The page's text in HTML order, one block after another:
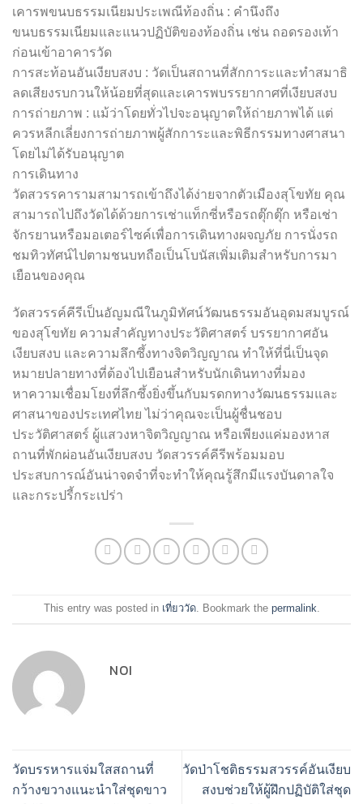
เคารพขนบธรรมเนียมประเพณีท้องถิ่น : คำนึงถึง
ขนบธรรมเนียมและแนวปฏิบัติของท้องถิ่น เช่น ถอดรองเท้า
ก่อนเข้าอาคารวัด
การสะท้อนอันเงียบสงบ : วัดเป็นสถานที่สักการะและทำสมาธิ
ลดเสียงรบกวนให้น้อยที่สุดและเคารพบรรยากาศที่เงียบสงบ
การถ่ายภาพ : แม้ว่าโดยทั่วไปจะอนุญาตให้ถ่ายภาพได้ แต่
ควรหลีกเลี่ยงการถ่ายภาพผู้สักการะและพิธีกรรมทางศาสนา
โดยไม่ได้รับอนุญาต
การเดินทาง
วัดสวรรคารามสามารถเข้าถึงได้ง่ายจากตัวเมืองสุโขทัย คุณ
สามารถไปถึงวัดได้ด้วยการเช่าแท็กซี่หรือรถตุ๊กตุ๊ก หรือเช่า
จักรยานหรือมอเตอร์ไซค์เพื่อการเดินทางผจญภัย การนั่งรถ
ชมทิวทัศน์ไปตามชนบทถือเป็นโบนัสเพิ่มเติมสำหรับการมา
เยือนของคุณ
วัดสวรรค์คีรีเป็นอัญมณีในภูมิทัศน์วัฒนธรรมอันอุดมสมบูรณ์
ของสุโขทัย ความสำคัญทางประวัติศาสตร์ บรรยากาศอัน
เงียบสงบ และความลึกซึ้งทางจิตวิญญาณ ทำให้ที่นี่เป็นจุด
หมายปลายทางที่ต้องไปเยือนสำหรับนักเดินทางที่มอง
หาความเชื่อมโยงที่ลึกซึ้งยิ่งขึ้นกับมรดกทางวัฒนธรรมและ
ศาสนาของประเทศไทย ไม่ว่าคุณจะเป็นผู้ชื่นชอบ
ประวัติศาสตร์ ผู้แสวงหาจิตวิญญาณ หรือเพียงแค่มองหาส
ถานที่พักผ่อนอันเงียบสงบ วัดสวรรค์คีรีพร้อมมอบ
ประสบการณ์อันน่าจดจำที่จะทำให้คุณรู้สึกมีแรงบันดาลใจ
และกระปรี้กระเปร่า
This entry was posted in เที่ยววัด. Bookmark the permalink.
NOI
วัดบรรหารแจ่มใสสถานที่
กว้างขวางแนะนำใส่ชุดขาว
วัดป่าโชติธรรมสวรรค์อันเงียบ
สงบช่วยให้ผู้ฝึกปฏิบัติใส่ชุด